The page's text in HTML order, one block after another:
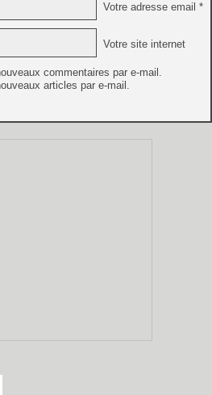
Votre adresse email *
Votre site internet
commentaires par e-mail.
articles par e-mail.